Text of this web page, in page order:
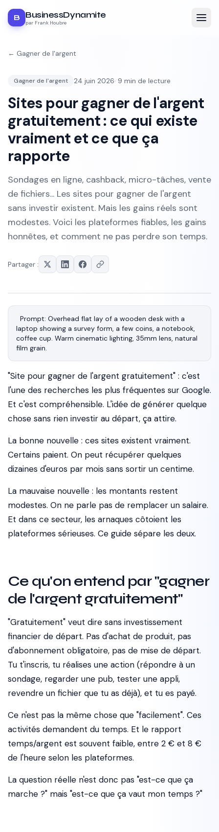
B BusinessDynamite
par Frank Houbre
← Gagner de l'argent
Gagner de l'argent 24 juin 2026· 9 min de lecture
Sites pour gagner de l'argent
gratuitement : ce qui existe
vraiment et ce que ça
rapporte
Sondages en ligne, cashback, micro-tâches, vente
de fichiers... Les sites pour gagner de l'argent
sans investir existent. Mais les gains réels sont
modestes. Voici les plateformes fiables, les gains
honnêtes, et comment ne pas perdre son temps.
Partager :
Prompt: Overhead flat lay of a wooden desk with a
laptop showing a survey form, a few coins, a notebook,
coffee cup. Warm cinematic lighting, 35mm lens, natural
"Site pour gagner de l'argent gratuitement" : c'est
l'une des recherches les plus fréquentes sur Google.
Et c'est compréhensible. L'idée de générer quelque
chose sans rien investir au départ, ça attire.
La bonne nouvelle : ces sites existent vraiment.
Certains paient. On peut récupérer quelques
dizaines d'euros par mois sans sortir un centime.
La mauvaise nouvelle : les montants restent
modestes. On ne parle pas de remplacer un salaire.
Et dans ce secteur, les arnaques côtoient les
plateformes sérieuses. Ce guide sépare les deux.
Ce qu'on entend par "gagner
de l'argent gratuitement"
"Gratuitement" veut dire sans investissement
financier de départ. Pas d'achat de produit, pas
d'abonnement obligatoire, pas de mise de départ.
Tu t'inscris, tu réalises une action (répondre à un
sondage, regarder une pub, tester une appli,
revendre un fichier que tu as déjà), et tu es payé.
Ce n'est pas la même chose que "facilement". Ces
activités demandent du temps. Et le rapport
temps/argent est souvent faible, entre 2 € et 8 €
de l'heure selon les plateformes.
La question réelle n'est donc pas "est-ce que ça
marche ?" mais "est-ce que ça vaut mon temps ?"